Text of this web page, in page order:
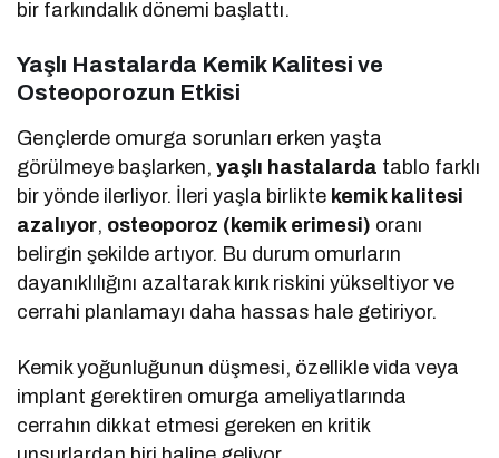
bir farkındalık dönemi başlattı.
Yaşlı Hastalarda Kemik Kalitesi ve
Osteoporozun Etkisi
Gençlerde omurga sorunları erken yaşta
görülmeye başlarken,yaşlı hastalarda tablo farklı
bir yönde ilerliyor. İleri yaşla birlikte kemik kalitesi
azalıyor, osteoporoz (kemik erimesi) oranı
belirgin şekilde artıyor. Bu durum omurların
dayanıklılığını azaltarak kırık riskini yükseltiyor ve
cerrahi planlamayı daha hassas hale getiriyor.
Kemik yoğunluğunun düşmesi, özellikle vida veya
implant gerektiren omurga ameliyatlarında
cerrahın dikkat etmesi gereken en kritik